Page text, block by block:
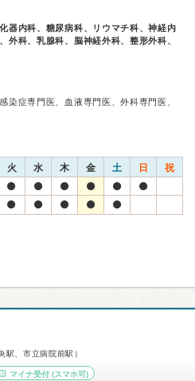
器内科、糖尿病科、リウマチ科、神経内
外科、乳腺科、脳神経外科、整形外科、
染症専門医、血液専門医、外科専門医、
火 水 木 金 土 日 祝
駅、市立病院前駅）
マイナ受付 (スマホ可)